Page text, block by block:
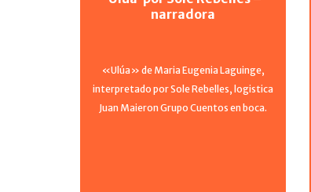
narradora
«Ulúa» de Maria Eugenia Laguinge,
interpretado por Sole Rebelles, logistica
Juan Maieron Grupo Cuentos en boca.